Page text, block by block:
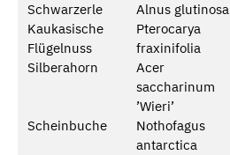
Schwarzerle Alnus glutinosa
Kaukasische
Flügelnuss
Pterocarya
fraxinifolia
Silberahorn
Acer
saccharinum
’Wieri’
Scheinbuche
Nothofagus
antarctica